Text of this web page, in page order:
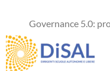
contenuto
Governance 5.0: